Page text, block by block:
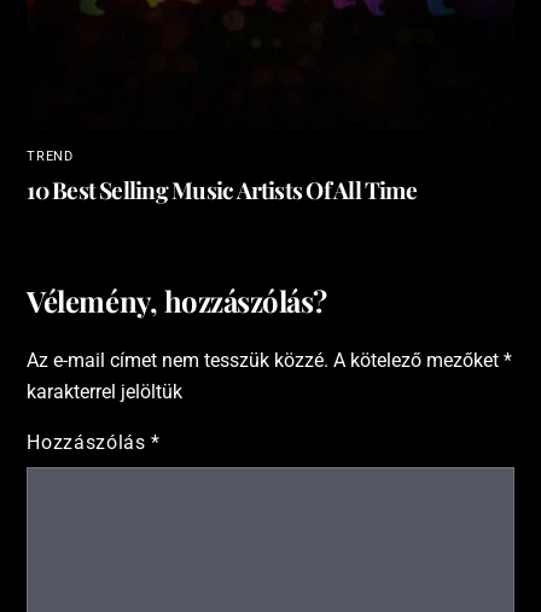
TREND
10 Best Selling Music Artists Of All Time
Vélemény, hozzászólás?
Az e-mail címet nem tesszük közzé. A kötelező mezőket*
karakterrel jelöltük
Hozzászólás*